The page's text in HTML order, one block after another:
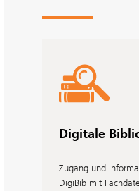
Digitale
Zugang und
DigiBib mit